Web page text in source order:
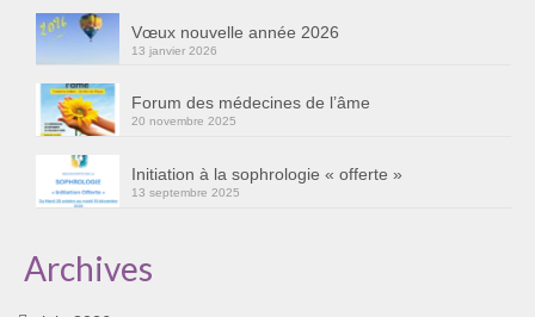
Cursus « Le chemin par la psyché »
Sophro-Méditation tous les lundis soir en visio
Sophrologie
Témoignages B
Prendre contact
Vœux nouvelle année 2026
13 janvier 2026
Forum des médecines de l’âme
20 novembre 2025
Initiation à la sophrologie « offerte »
13 septembre 2025
Archives